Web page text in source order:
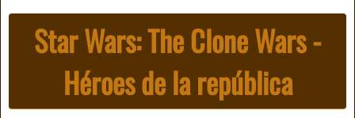
Star Wars: The Clone Wars -
Héroes de la república